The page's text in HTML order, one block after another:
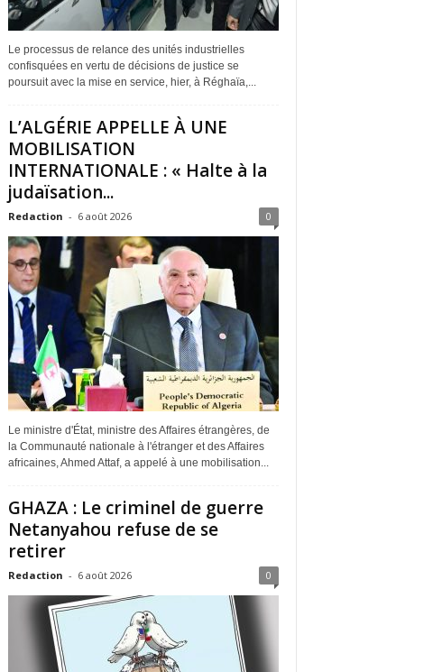
Le processus de relance des unités industrielles
confisquées en vertu de décisions de justice se
poursuit avec la mise en service, hier, à Réghaïa,...
L’ALGÉRIE APPELLE À UNE
MOBILISATION
INTERNATIONALE : « Halte à la
judaïsation...
Redaction - 6 août 2026 0
Le ministre d'État, ministre des Affaires étrangères, de
la Communauté nationale à l'étranger et des Affaires
africaines, Ahmed Attaf, a appelé à une mobilisation...
GHAZA : Le criminel de guerre
Netanyahou refuse de se
retirer
Redaction - 6 août 2026 0